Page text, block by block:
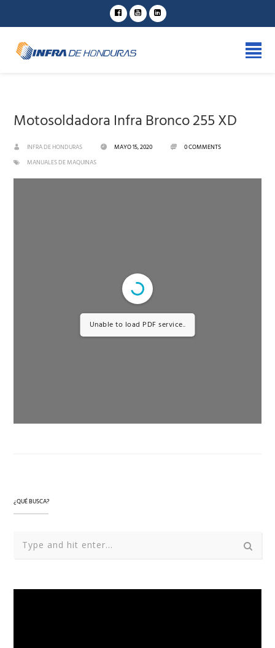
Motosoldadora Infra Bronco 255 XD
INFRA DE HONDURAS MAYO 15, 2020
0 COMMENTS
MANUALES DE MAQUINAS
Unable to load PDF service..
¿QUÉ BUSCA?